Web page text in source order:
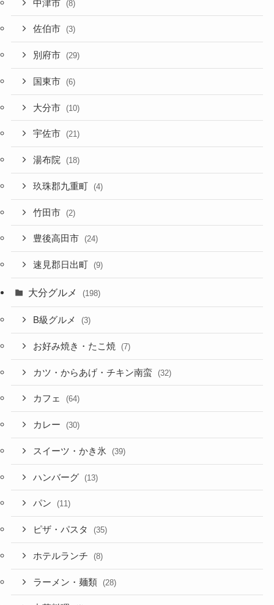
中津市 (8)
佐伯市 (3)
別府市 (29)
国東市 (6)
大分市 (10)
宇佐市 (21)
湯布院 (18)
玖珠郡九重町 (4)
竹田市 (2)
豊後高田市 (24)
速見郡日出町 (9)
大分グルメ (198)
B級グルメ (3)
お好み焼き・たこ焼 (7)
カツ・からあげ・チキン南蛮 (32)
カフェ (64)
カレー (30)
スイーツ・かき氷 (39)
ハンバーグ (13)
パン (11)
ピザ・パスタ (35)
ホテルランチ (8)
ラーメン・麺類 (28)